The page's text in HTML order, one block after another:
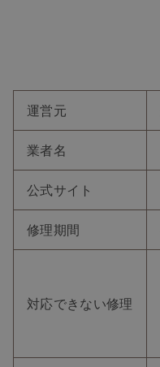
運営元
業者名
公式サイト
修理期間
対応できない修理